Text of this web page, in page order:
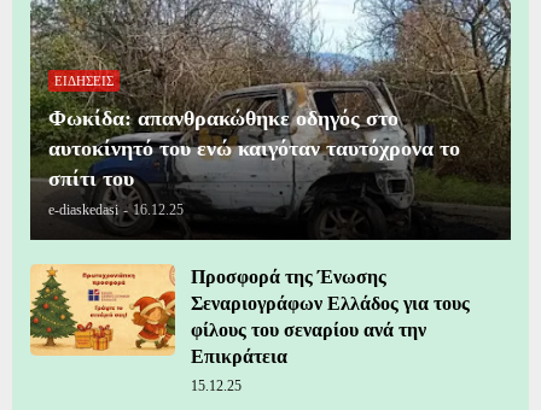
ΕΙΔΗΣΕΙΣ
Φωκίδα: απανθρακώθηκε οδηγός στο
αυτοκίνητό του ενώ καιγόταν ταυτόχρονα το
σπίτι του
e-diaskedasi - 16.12.25
Προσφορά της Ένωσης
Σεναριογράφων Ελλάδος για τους
φίλους του σεναρίου ανά την
Επικράτεια
15.12.25